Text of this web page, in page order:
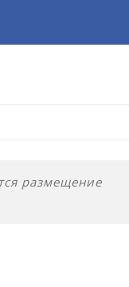
размещение